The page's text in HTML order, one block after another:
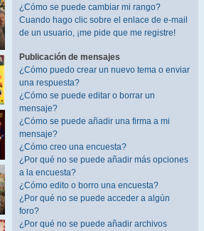
¿Cómo se puede cambiar mi rango?
Cuando hago clic sobre el enlace de e-mail
de un usuario, ¡me pide que me registre!
Publicación de mensajes
¿Cómo puedo crear un nuevo tema o enviar
una respuesta?
¿Cómo se puede editar o borrar un
mensaje?
¿Cómo se puede añadir una firma a mi
mensaje?
¿Cómo creo una encuesta?
¿Por qué no se puede añadir más opciones
a la encuesta?
¿Cómo edito o borro una encuesta?
¿Por qué no se puede acceder a algún
foro?
¿Por qué no se puede añadir archivos